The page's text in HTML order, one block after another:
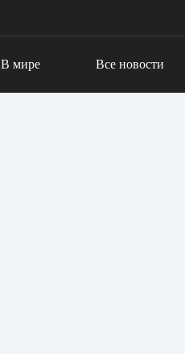
В мире Все новости